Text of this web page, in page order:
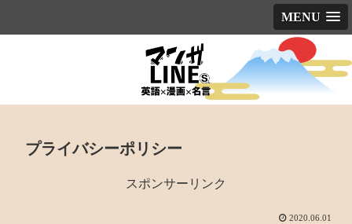
MENU
プライバシーポリシー
スポンサーリンク
2020.06.01